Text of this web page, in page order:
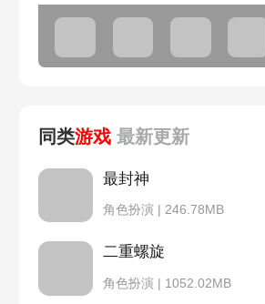
同类游戏 最新更新
最封神
角色扮演 | 246.78MB
二重螺旋
角色扮演 | 1052.02MB